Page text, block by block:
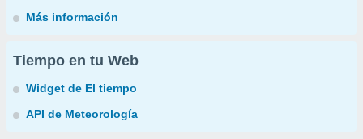
Más información
Tiempo en tu Web
Widget de El tiempo
API de Meteorología